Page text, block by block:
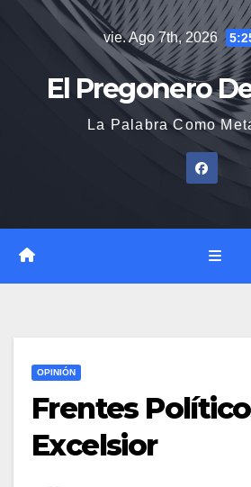
vie. Ago 7th, 2026
El Pregonero
La Palabra Como
OPINIÓN
Frentes
Excelsior